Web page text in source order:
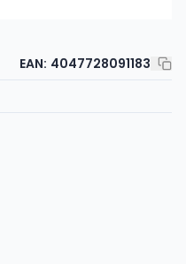
EAN: 4047728091183